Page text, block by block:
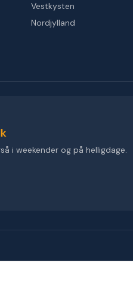
Vestkysten
Nordjylland
i weekender og på helligdage.